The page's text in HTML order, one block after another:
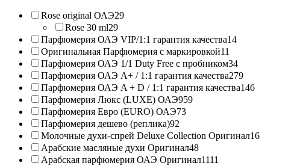
Rose original ОАЭ29
Rose 30 ml29
Парфюмерия ОАЭ VIP/1:1 гарантия качества14
Оригинальная Парфюмерия с маркировкой11
Парфюмерия ОАЭ 1/1 Duty Free с пробником34
Парфюмерия ОАЭ A+ / 1:1 гарантия качества279
Парфюмерия ОАЭ A + D / 1:1 гарантия качества146
Парфюмерия Люкс (LUXE) ОАЭ959
Парфюмерия Евро (EURO) ОАЭ73
Парфюмерия дешево (реплика)92
Молочные духи-спрей Deluxe Collection Оригинал16
Арабские масляные духи Оригинал48
Арабская парфюмерия ОАЭ Оригинал1111